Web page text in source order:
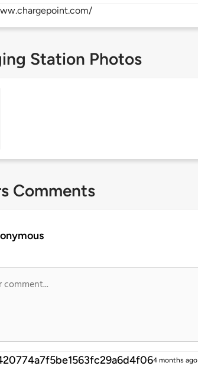
Station Photos
Comments
4 months ago